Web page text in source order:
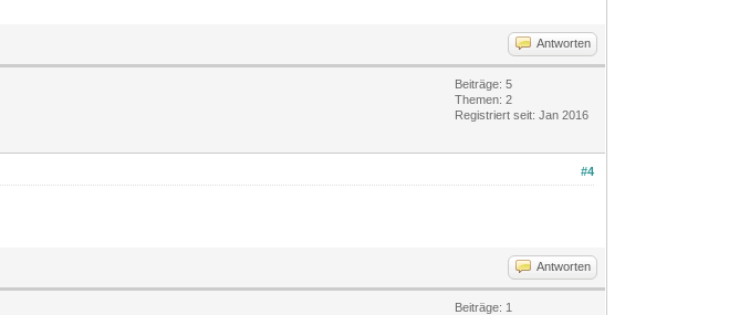
Antworten
Beiträge: 5
Themen: 2
Registriert seit: Jan 2016
#4
Antworten
Beiträge: 1